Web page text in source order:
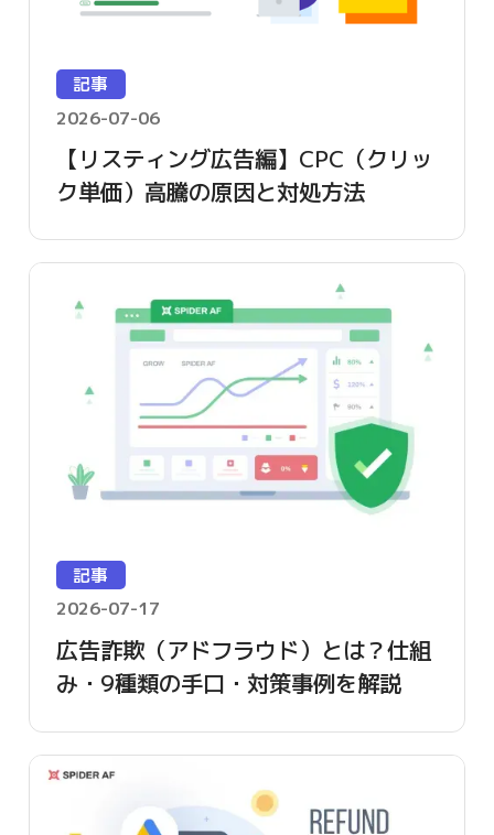
記事
2026-07-06
【リスティング広告編】CPC（クリッ
ク単価）高騰の原因と対処方法
記事
2026-07-17
広告詐欺（アドフラウド）とは？仕組
み・9種類の手口・対策事例を解説